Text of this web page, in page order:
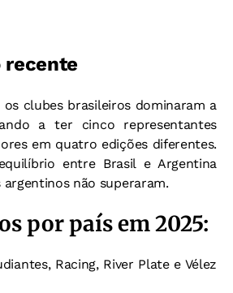
recente
os clubes brasileiros dominaram a
a ter cinco representantes
em quatro edições diferentes.
entre Brasil e Argentina
argentinos não superaram.
por país em 2025:
Racing, River Plate e Vélez